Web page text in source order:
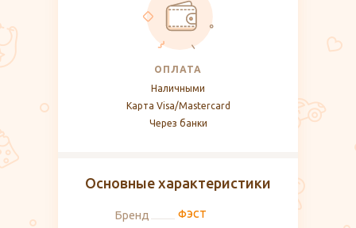
ОПЛАТА
Наличными
Карта Visa/Mastercard
Через банки
Основные характеристики
Бренд ФЭСТ